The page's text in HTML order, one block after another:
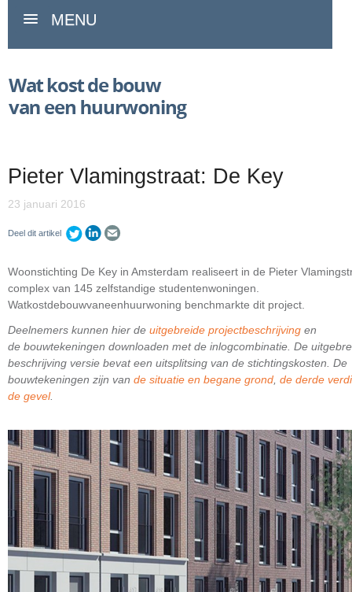
MENU
Pieter Vlamingstraat: De Key
23 januari 2016
Deel dit artikel
Woonstichting De Key in Amsterdam realiseert in de Pieter
complex van 145 zelfstandige studentenwoningen.
Watkostdebouwvaneenhuurwoning benchmarkte dit project.
Deelnemers kunnen hier de uitgebreide projectbeschrijving en
de bouwtekeningen downloaden met de inlogcombinatie. De
beschrijving versie bevat een uitsplitsing van de stichtingskosten. De
bouwtekeningen zijn van de situatie en begane grond de derde
de gevel.